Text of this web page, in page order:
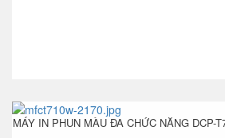
MÁY IN PHUN MÀU ĐA CHỨC NĂNG DCP-